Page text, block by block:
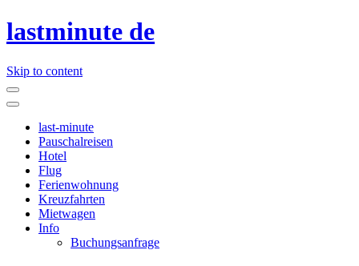
lastminute de
Skip to content
last-minute
Pauschalreisen
Hotel
Flug
Ferienwohnung
Kreuzfahrten
Mietwagen
Info
Buchungsanfrage